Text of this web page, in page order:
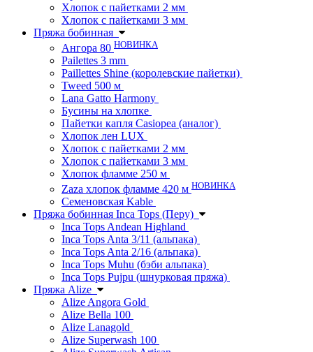
Хлопок с пайетками 2 мм
Хлопок с пайетками 3 мм
Пряжа бобинная
Ангора 80 НОВИНКА
Pailettes 3 mm
Paillettes Shine (королевские пайетки)
Tweed 500 м
Lana Gatto Harmony
Бусины на хлопке
Пайетки капля Casiopea (аналог)
Хлопок лен LUX
Хлопок с пайетками 2 мм
Хлопок с пайетками 3 мм
Хлопок фламме 250 м
Zaza хлопок фламме 420 м НОВИНКА
Семеновская Kable
Пряжа бобинная Inca Tops (Перу)
Inca Tops Andean Highland
Inca Tops Anta 3/11 (альпака)
Inca Tops Anta 2/16 (альпака)
Inca Tops Muhu (бэби альпака)
Inca Tops Pujpu (шнурковая пряжа)
Пряжа Alize
Alize Angora Gold
Alize Bella 100
Alize Lanagold
Alize Superwash 100